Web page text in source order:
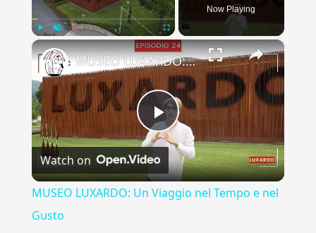
Fullscreen
Now Playing
×
Play
Video
MUSEO LUXARDO: Un Viaggio nel Tempo e nel Gusto
Watch on
MUSEO LUXARDO: Un Viaggio nel Tempo e nel
Gusto